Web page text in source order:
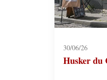
30/06/26
Husker du